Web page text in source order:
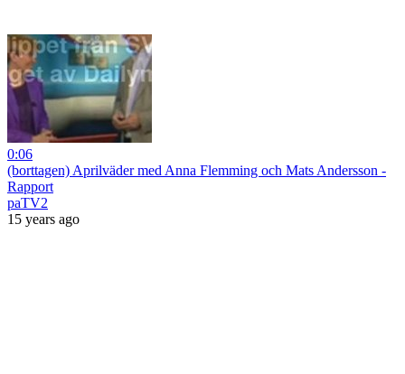
0:06
(borttagen) Aprilväder med Anna Flemming och Mats Andersson -
Rapport
paTV2
15 years ago